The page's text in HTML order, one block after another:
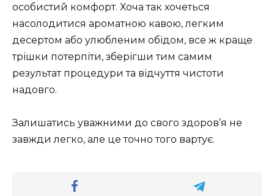
особистий комфорт. Хоча так хочеться
насолодитися ароматною кавою, легким
десертом або улюбленим обідом, все ж краще
трішки потерпіти, зберігши тим самим
результат процедури та відчуття чистоти
надовго.
Залишатись уважними до свого здоров’я не
завжди легко, але це точно того вартує.